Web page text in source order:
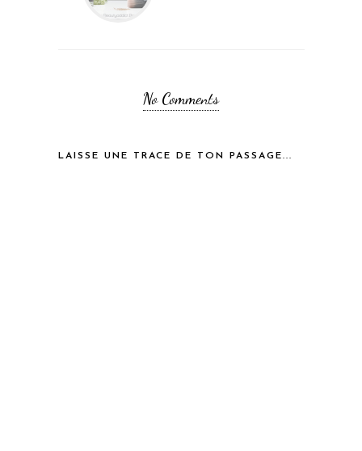
No Comments
LAISSE UNE TRACE DE TON PASSAGE...